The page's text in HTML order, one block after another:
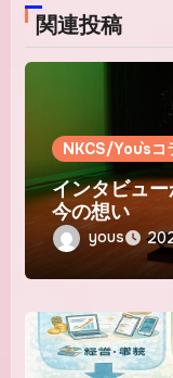
関連投稿
NKCS/You`sコ
インタビュ
今の想い
yous